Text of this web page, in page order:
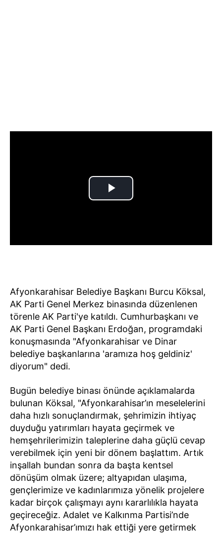
Afyonkarahisar Belediye Başkanı Burcu Köksal,
AK Parti Genel Merkez binasında düzenlenen
törenle AK Parti'ye katıldı. Cumhurbaşkanı ve
AK Parti Genel Başkanı Erdoğan, programdaki
konuşmasında "Afyonkarahisar ve Dinar
belediye başkanlarına 'aramıza hoş geldiniz'
diyorum" dedi.
Bugün belediye binası önünde açıklamalarda
bulunan Köksal, "Afyonkarahisar’ın meselelerini
daha hızlı sonuçlandırmak, şehrimizin ihtiyaç
duyduğu yatırımları hayata geçirmek ve
hemşehrilerimizin taleplerine daha güçlü cevap
verebilmek için yeni bir dönem başlattım. Artık
inşallah bundan sonra da başta kentsel
dönüşüm olmak üzere; altyapıdan ulaşıma,
gençlerimize ve kadınlarımıza yönelik projelere
kadar birçok çalışmayı aynı kararlılıkla hayata
geçireceğiz. Adalet ve Kalkınma Partisi’nde
Afyonkarahisar’ımızı hak ettiği yere getirmek